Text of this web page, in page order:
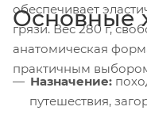
обеспечивает
грязи. Вес 280 г,
анатомическая
практичным
Основные
Назначение:
путешествия,